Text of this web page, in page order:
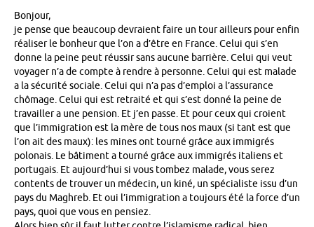
Bonjour,
je pense que beaucoup devraient faire un tour ailleurs pour enfin
réaliser le bonheur que l’on a d’être en France. Celui qui s’en
donne la peine peut réussir sans aucune barrière. Celui qui veut
voyager n’a de compte à rendre à personne. Celui qui est malade
a la sécurité sociale. Celui qui n’a pas d’emploi a l’assurance
chômage. Celui qui est retraité et qui s’est donné la peine de
travailler a une pension. Et j’en passe. Et pour ceux qui croient
que l’immigration est la mère de tous nos maux (si tant est que
l’on ait des maux): les mines ont tourné grâce aux immigrés
polonais. Le bâtiment a tourné grâce aux immigrés italiens et
portugais. Et aujourd’hui si vous tombez malade, vous serez
contents de trouver un médecin, un kiné, un spécialiste issu d’un
pays du Maghreb. Et oui l’immigration a toujours été la force d’un
pays, quoi que vous en pensiez.